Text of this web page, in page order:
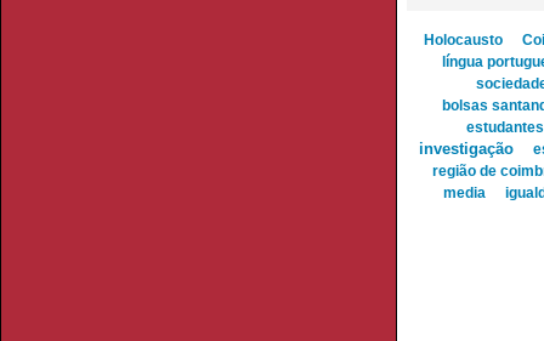
Holocausto
língua
bolsas
estudantes
investigação
região de
media